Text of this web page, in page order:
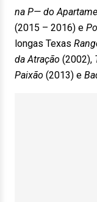
na P— do
(2015 – 2016) e
longas Texas
da Atração (2002),
Paixão (2013) e